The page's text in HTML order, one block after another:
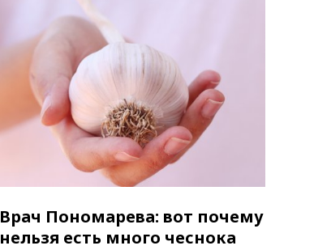
Врач Пономарева: вот почему
нельзя есть много чеснока